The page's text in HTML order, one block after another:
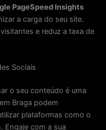
PageSpeed Insights
a carga do seu site.
e reduz a taxa de
Sociais
o seu conteúdo é uma
Braga podem
plataformas como o
Engaje com a sua